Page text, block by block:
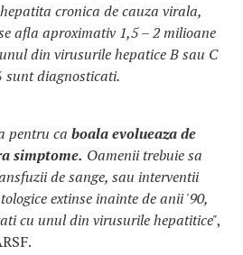
cronica de cauza virala,
afla aproximativ 1,5 – 2 milioane
din virusurile hepatice B sau C
sunt diagnosticati.
pentru ca boala evolueaza de
simptome. Oamenii trebuie sa
de sange, sau interventii
extinse inainte de anii '90,
cu unul din virusurile hepatitice",